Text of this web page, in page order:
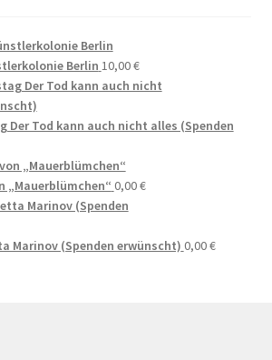
in Berliner Morgenpost
unter Mieterhöhungen Berlin soll
kaufen in Berliner
Lebenskünstler in Wilmersdorf in
in Berliner Woche
Berlin 10,00€
Der Tod kann auch nicht alles (Spenden
„Mauerblümchen“ 0,00€
Marinov (Spenden erwünscht) 0,00€